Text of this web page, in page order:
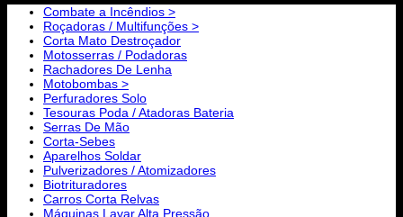
Combate a Incêndios >
Roçadoras / Multifunções >
Corta Mato Destroçador
Motosserras / Podadoras
Rachadores De Lenha
Motobombas >
Perfuradores Solo
Tesouras Poda / Atadoras Bateria
Serras De Mão
Corta-Sebes
Aparelhos Soldar
Pulverizadores / Atomizadores
Biotrituradores
Carros Corta Relvas
Máquinas Lavar Alta Pressão